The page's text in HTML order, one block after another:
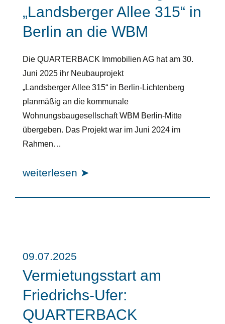
„Landsberger Allee 315“ in
Berlin an die WBM
Die QUARTERBACK Immobilien AG hat am 30.
Juni 2025 ihr Neubauprojekt
„Landsberger Allee 315“ in Berlin-Lichtenberg
planmäßig an die kommunale
Wohnungsbaugesellschaft WBM Berlin-Mitte
übergeben. Das Projekt war im Juni 2024 im
Rahmen…
weiterlesen ➤
09.07.2025
Vermietungsstart am
Friedrichs-Ufer:
QUARTERBACK